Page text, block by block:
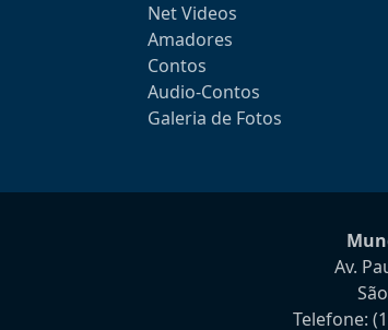
Net Videos
Amadores
Contos
Audio-Contos
Galeria de Fotos
Av.
Telefone: